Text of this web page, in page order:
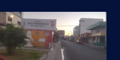
de ACM) - 07 de agosto